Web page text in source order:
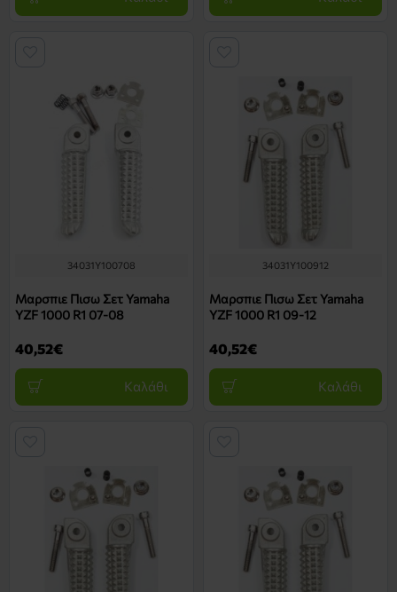
34031Y100708
Μαρσπιε Πισω Σετ Yamaha
YZF 1000 R1 07-08
40,52€
Καλάθι
34031Y100912
Μαρσπιε Πισω Σετ Yamaha
YZF 1000 R1 09-12
40,52€
Καλάθι